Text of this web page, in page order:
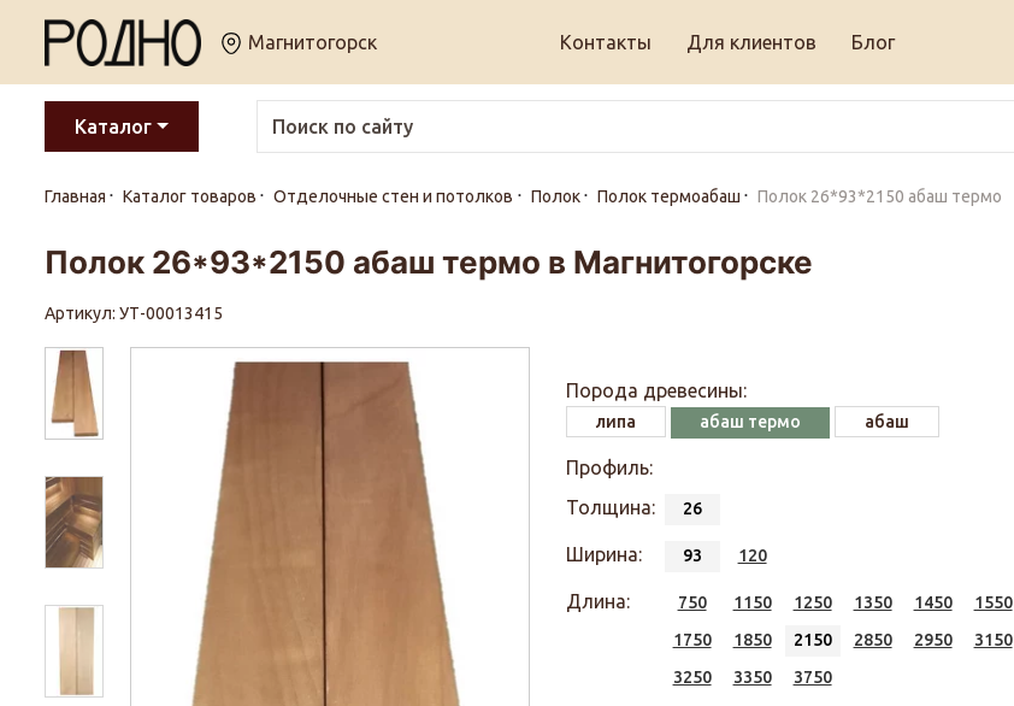
Магнитогорск Контакты Для клиентов Блог
Каталог
Главная Каталог товаров Отделочные стен и потолков Полок Полок термоабаш Полок 26*93*2150 абаш термо
Полок 26*93*2150 абаш термо в Магнитогорске
Артикул: УТ-00013415
Порода древесины:
липа абаш термо абаш
Профиль:
Толщина:
26
Ширина: 93 120
Длина: 750 1150 1250 1350 1450
1550
1750
1850 2150 2850 2950
3150
3250
3350 3750